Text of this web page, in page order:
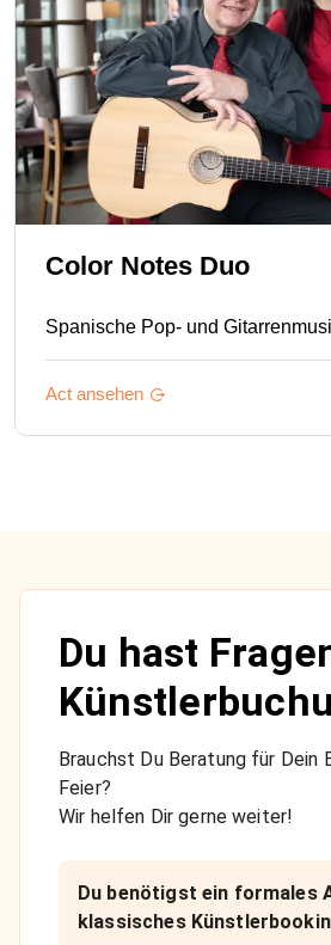
Color Notes Duo
Spanische Pop- und
Act ansehen
Du hast
Brauchst Du Beratung für Dein
Feier?
Wir helfen Dir gerne weiter!
Du benötigst ein formales
klassisches